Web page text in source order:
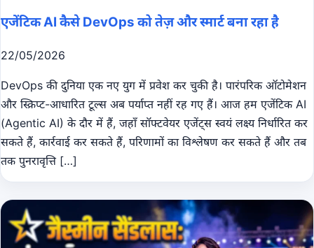
एजेंटिक AI कैसे DevOps को तेज़ और स्मार्ट बना रहा है
22/05/2026
DevOps की दुनिया एक नए युग में प्रवेश कर चुकी है। पारंपरिक ऑटोमेशन
और स्क्रिप्ट-आधारित टूल्स अब पर्याप्त नहीं रह गए हैं। आज हम एजेंटिक AI
(Agentic AI) के दौर में हैं, जहाँ सॉफ्टवेयर एजेंट्स स्वयं लक्ष्य निर्धारित कर
सकते हैं, कार्रवाई कर सकते हैं, परिणामों का विश्लेषण कर सकते हैं और तब
तक पुनरावृत्ति […]